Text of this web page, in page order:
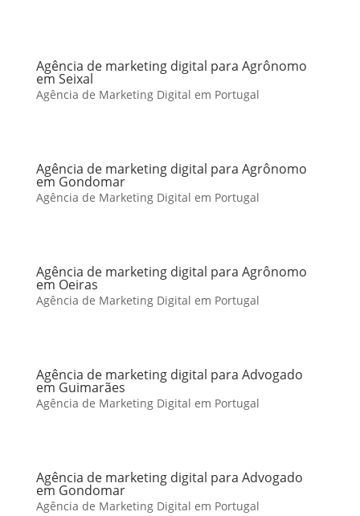
Agência de marketing digital para Agrônomo
em Seixal
Agência de Marketing Digital em Portugal
Agência de marketing digital para Agrônomo
em Gondomar
Agência de Marketing Digital em Portugal
Agência de marketing digital para Agrônomo
em Oeiras
Agência de Marketing Digital em Portugal
Agência de marketing digital para Advogado
em Guimarães
Agência de Marketing Digital em Portugal
Agência de marketing digital para Advogado
em Gondomar
Agência de Marketing Digital em Portugal